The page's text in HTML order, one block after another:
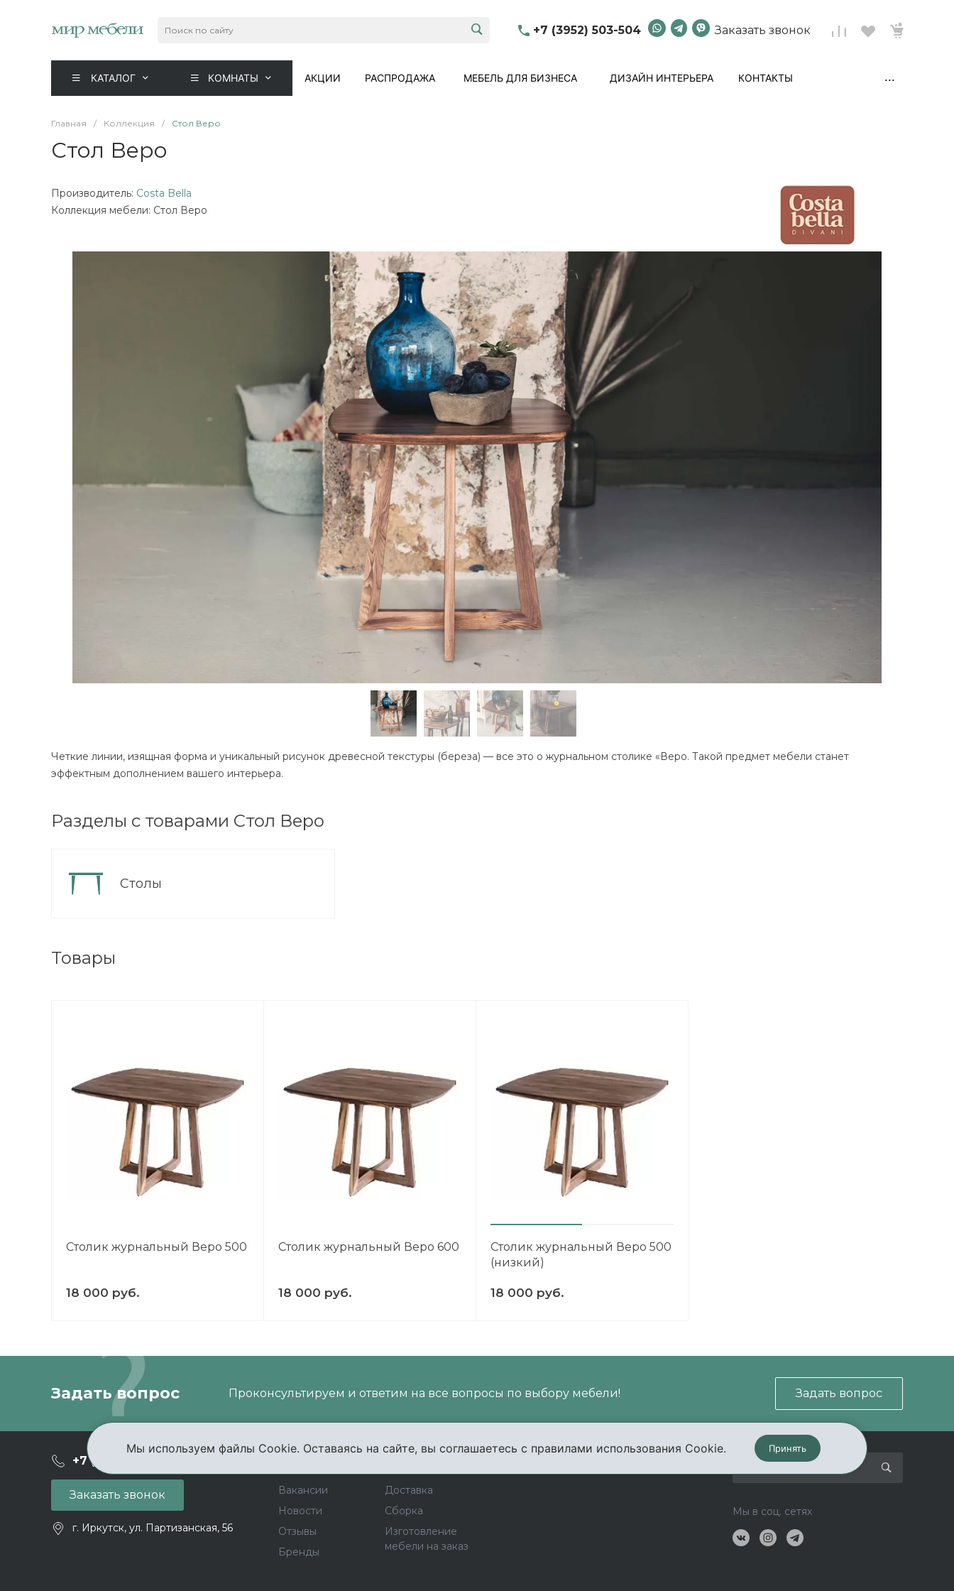
+7 (3952) 503-504 Заказать звонок
КАТАЛОГ КОМНАТЫ АКЦИИ РАСПРОДАЖА МЕБЕЛЬ ДЛЯ БИЗНЕСА ДИЗАЙН ИНТЕРЬЕРА КОНТАКТЫ ...
Главная / Коллекция / Стол Веро
Стол Веро
Производитель: Costa Bella
Коллекция мебели: Стол Веро
Четкие линии, изящная форма и уникальный рисунок древесной текстуры (береза) — все это о журнальном столике «Веро. Такой предмет мебели станет
эффектным дополнением вашего интерьера.
Разделы с товарами Стол Веро
Столы
Товары
Столик журнальный Веро 500
18 000 руб.
Столик журнальный Веро 600
18 000 руб.
Столик журнальный Веро 500
(низкий)
18 000 руб.
Задать вопрос Проконсультируем и ответим на все вопросы по выбору мебели! Задать вопрос
+7 (3952) 503-504
Заказать звонок
г. Иркутск, ул. Партизанская, 56
Вакансии
Новости
Отзывы
Бренды
Услуги
Доставка
Сборка
Изготовление
мебели на заказ
Карта сайта
Мы в соц. сетях
Получи подарок просто
Доступно вращений: 1
Мы используем файлы Cookie. Оставаясь на сайте, вы соглашаетесь с правилами использования Cookie. Принять